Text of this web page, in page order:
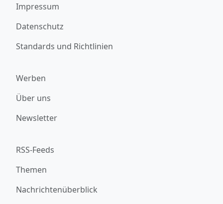
Impressum
Datenschutz
Standards und Richtlinien
Werben
Über uns
Newsletter
RSS-Feeds
Themen
Nachrichtenüberblick